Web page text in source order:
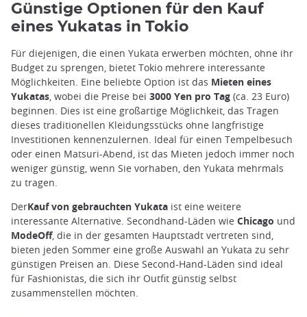
Günstige Optionen für den Kauf
eines Yukatas in Tokio
Für diejenigen, die einen Yukata erwerben möchten, ohne ihr
Budget zu sprengen, bietet Tokio mehrere interessante
Möglichkeiten. Eine beliebte Option ist das Mieten eines
Yukatas , wobei die Preise bei 3000 Yen pro Tag (ca. 23 Euro)
beginnen. Dies ist eine großartige Möglichkeit, das Tragen
dieses traditionellen Kleidungsstücks ohne langfristige
Investitionen kennenzulernen. Ideal für einen Tempelbesuch
oder einen Matsuri-Abend, ist das Mieten jedoch immer noch
weniger günstig, wenn Sie vorhaben, den Yukata mehrmals
zu tragen.
DerKauf von gebrauchten Yukata ist eine weitere
interessante Alternative. Secondhand-Läden wie Chicago und
ModeOff, die in der gesamten Hauptstadt vertreten sind,
bieten jeden Sommer eine große Auswahl an Yukata zu sehr
günstigen Preisen an. Diese Second-Hand-Läden sind ideal
für Fashionistas, die sich ihr Outfit günstig selbst
zusammenstellen möchten.